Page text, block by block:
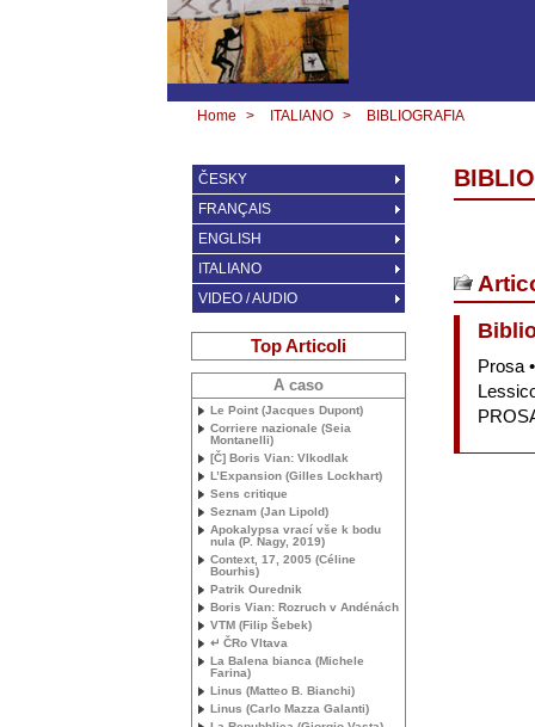
Home > ITALIANO > BIBLIOGRAFIA
Prosa
ČESKY
FRANÇAIS
ENGLISH
ITALIANO
VIDEO / AUDIO
Top Articoli
A caso
Le Point (Jacques Dupont)
Corriere nazionale (Seia
Montanelli)
[Č] Boris Vian: Vlkodlak
L’Expansion (Gilles Lockhart)
Sens critique
Seznam (Jan Lipold)
Apokalypsa vrací vše k bodu
nula (P. Nagy, 2019)
Context, 17, 2005 (Céline
Bourhis)
Patrik Ourednik
Boris Vian: Rozruch v Andénách
VTM (Filip Šebek)
↵ ČRo Vltava
La Balena bianca (Michele
Farina)
Linus (Matteo B. Bianchi)
Linus (Carlo Mazza Galanti)